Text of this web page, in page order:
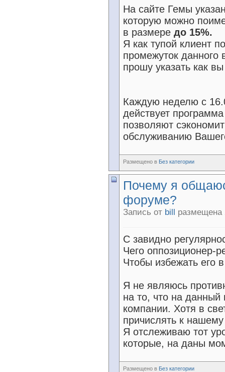
На сайте Гемы
которую можно
в размере до 15%.
Я как тупой клиент
промежуток данного
прошу указать как
Каждую неделю с
действует
позволяют
обслуживанию
Размещено в Без категории
Почему я
форуме?
Запись от bill размещена
С завидно
Чего оппозиционер-
Чтобы избежать его
Я не являюсь
на то, что на
компании. Хотя в
причислять к
Я отслеживаю тот
которые, на даны
Размещено в Без категории